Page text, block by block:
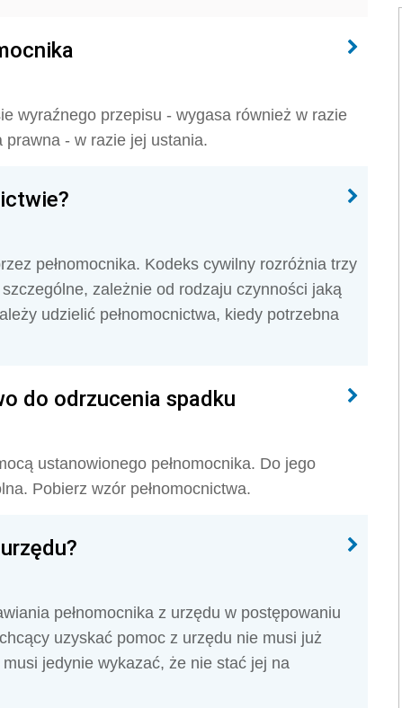
wyraźnego przepisu - wygasa również w razie
prawna - w razie jej ustania.
pełnomocnika. Kodeks cywilny rozróżnia trzy
zależnie od rodzaju czynności jaką
udzielić pełnomocnictwa, kiedy potrzebna
do odrzucenia spadku
ustanowionego pełnomocnika. Do jego
Pobierz wzór pełnomocnictwa.
pełnomocnika z urzędu w postępowaniu
uzyskać pomoc z urzędu nie musi już
jedynie wykazać, że nie stać jej na